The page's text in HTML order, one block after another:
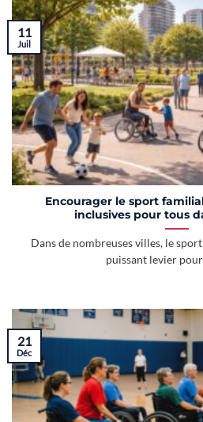
Encourager le sport
inclusives pour tous
Dans de nombreuses villes, le
puissant levier
11
Juil
21
Déc